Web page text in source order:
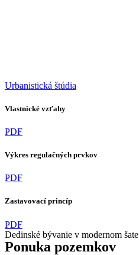
Urbanistická štúdia
Vlastnické vzťahy
PDF
Výkres regulačných prvkov
PDF
Zastavovací princíp
PDF
Dedinské bývanie v modernom šate
Ponuka pozemkov